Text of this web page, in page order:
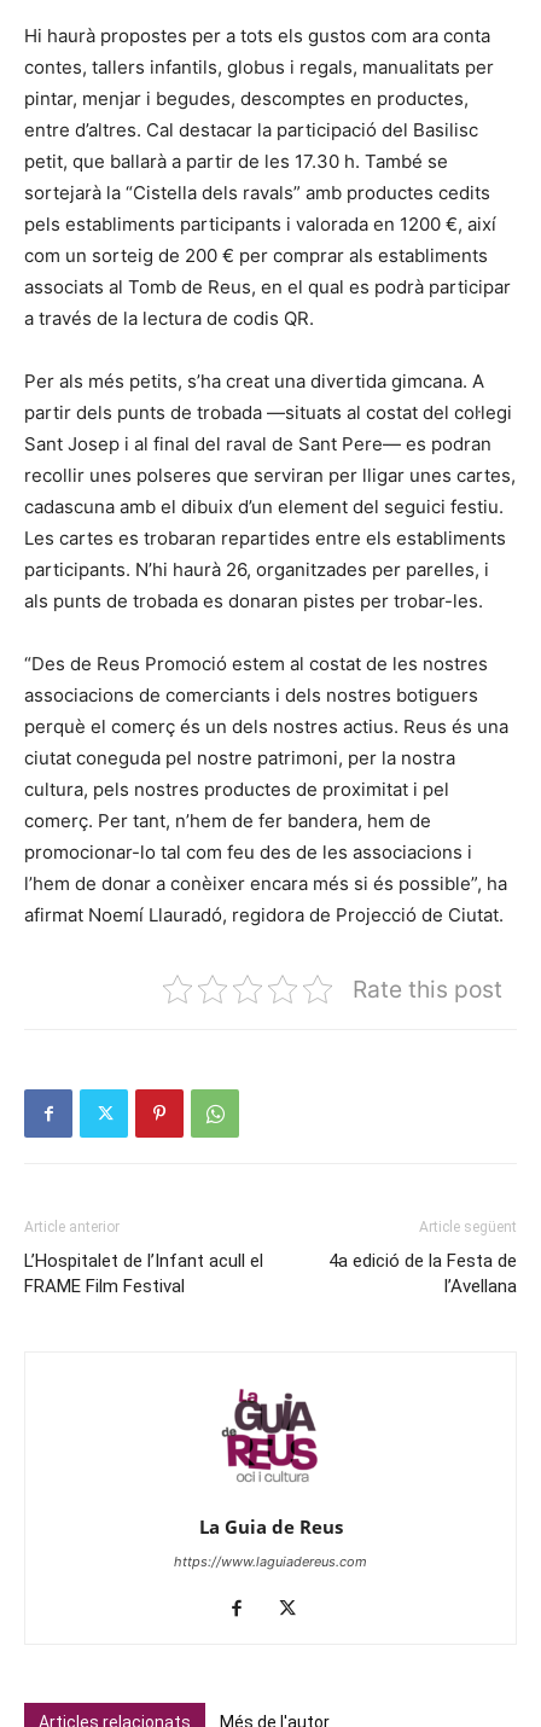
Hi haurà propostes per a tots els gustos com ara conta
contes, tallers infantils, globus i regals, manualitats per
pintar, menjar i begudes, descomptes en productes,
entre d’altres. Cal destacar la participació del Basilisc
petit, que ballarà a partir de les 17.30 h. També se
sortejarà la “Cistella dels ravals” amb productes cedits
pels establiments participants i valorada en 1200 €, així
com un sorteig de 200 € per comprar als establiments
associats al Tomb de Reus, en el qual es podrà participar
a través de la lectura de codis QR.
Per als més petits, s’ha creat una divertida gimcana. A
partir dels punts de trobada —situats al costat del col·legi
Sant Josep i al final del raval de Sant Pere— es podran
recollir unes polseres que serviran per lligar unes cartes,
cadascuna amb el dibuix d’un element del seguici festiu.
Les cartes es trobaran repartides entre els establiments
participants. N’hi haurà 26, organitzades per parelles, i
als punts de trobada es donaran pistes per trobar-les.
“Des de Reus Promoció estem al costat de les nostres
associacions de comerciants i dels nostres botiguers
perquè el comerç és un dels nostres actius. Reus és una
ciutat coneguda pel nostre patrimoni, per la nostra
cultura, pels nostres productes de proximitat i pel
comerç. Per tant, n’hem de fer bandera, hem de
promocionar-lo tal com feu des de les associacions i
l’hem de donar a conèixer encara més si és possible”, ha
afirmat Noemí Llauradó, regidora de Projecció de Ciutat.
Rate this post
Article anterior
L’Hospitalet de l’Infant acull el
FRAME Film Festival
Article següent
4a edició de la Festa de
l’Avellana
La Guia de Reus
https://www.laguiadereus.com
Articles relacionats Més de l'autor